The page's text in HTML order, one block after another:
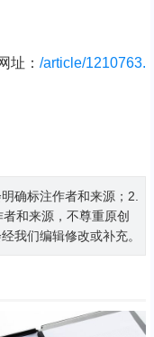
址： /article/1210763.
确标注作者和来源；2.
和来源，不尊重原创
我们编辑修改或补充。